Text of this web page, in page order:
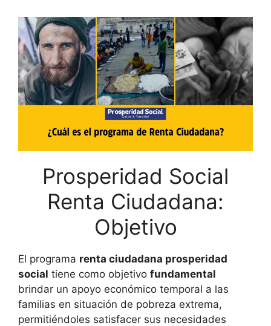
Prosperidad Social
Renta Ciudadana:
Objetivo
El programa renta ciudadana prosperidad
social tiene como objetivo fundamental
brindar un apoyo económico temporal a las
familias en situación de pobreza extrema,
permitiéndoles satisfacer sus necesidades